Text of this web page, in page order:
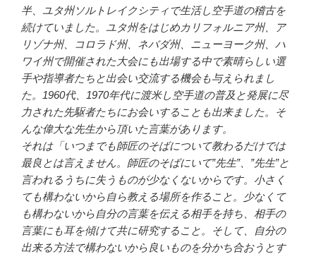
半、ユタ州ソルトレイクシティで生活し空手道の稽古を
続けていました。ユタ州をはじめカリフォルニア州、ア
リゾナ州、コロラド州、ネバダ州、ニューヨーク州、ハ
ワイ州で開催された大会にも出場する中で素晴らしい選
手や指導者たちと出会い交流する機会も与えられまし
た。1960代、1970年代に渡米し空手道の普及と発展に尽
力された先駆者たちにお会いすることも出来ました。そ
んな偉大な先生から頂いた言葉があります。
それは「いつまでも師匠のそばについて教わるだけでは
最良とは言えません。師匠のそばにいて”先生”、”先生”と
言われるうちに失うものが少なくないからです。小さく
ても構わないから自ら教える場所を作ること。少なくて
も構わないから自分の言葉を伝える相手を持ち、相手の
言葉にも耳を傾けて共に研究すること。そして、自分の
出来る方法で構わないから良いものを分かち合おうとす